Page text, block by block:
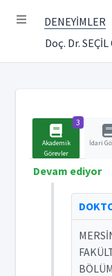
DENEYİMLER
Doç. Dr.
3
Akademik
Görevler
İdari
Devam ediyor